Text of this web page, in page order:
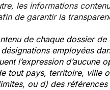
les informations
de garantir la
de chaque dossier
employées
l’expression d’aucune
tout pays, territoire, ville
ou d) des